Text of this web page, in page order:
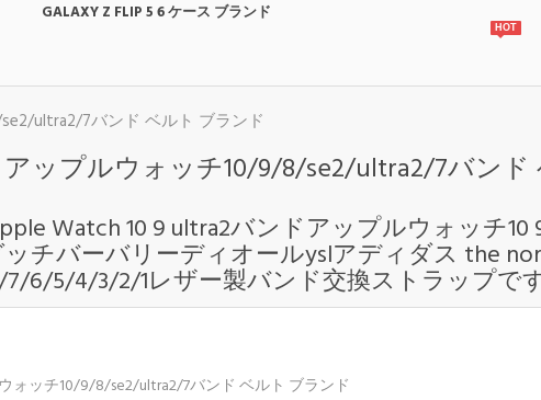
GALAXY Z FLIP 5 6 ケース ブランド
HOT
ultra2/7バンド ベルト ブランド
アップルウォッチ10/9/8/se2/ultra2/7バンド
Watch 10 9 ultra2バンドアップルウォッチ
チバーバリーディオールyslアディダス the
7/6/5/4/3/2/1レザー製バンド交換ストラップで
ォッチ10/9/8/se2/ultra2/7バンド ベルト ブランド